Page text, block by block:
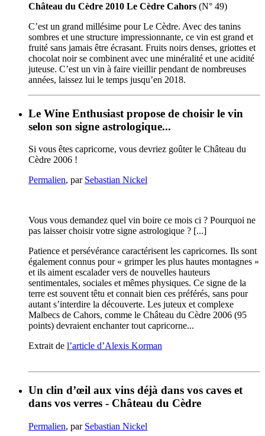
Château du Cèdre 2010 Le Cèdre Cahors (N° 49)
C’est un grand millésime pour Le Cèdre. Avec des tanins
sombres et une structure impressionnante, ce vin est grand et
fruité sans jamais être écrasant. Fruits noirs denses, griottes et
chocolat noir se combinent avec une minéralité et une acidité
juteuse. C’est un vin à faire vieillir pendant de nombreuses
années, laissez lui le temps jusqu’en 2018.
Le Wine Enthusiast propose de choisir le vin
selon son signe astrologique...
Si vous êtes capricorne, vous devriez goûter le Château du
Cèdre 2006 !
Permalien, par Sebastian Nickel
Vous vous demandez quel vin boire ce mois ci ? Pourquoi ne
pas laisser choisir votre signe astrologique ? [...]
Patience et persévérance caractérisent les capricornes. Ils sont
également connus pour « grimper les plus hautes montagnes »
et ils aiment escalader vers de nouvelles hauteurs
sentimentales, sociales et mêmes physiques. Ce signe de la
terre est souvent têtu et connait bien ces préférés, sans pour
autant s’interdire la découverte. Les juteux et complexe
Malbecs de Cahors, comme le Château du Cèdre 2006 (95
points) devraient enchanter tout capricorne...
Extrait de l’article d’Alexis Korman
Un clin d’œil aux vins déjà dans vos caves et
dans vos verres - Château du Cèdre
Permalien, par Sebastian Nickel